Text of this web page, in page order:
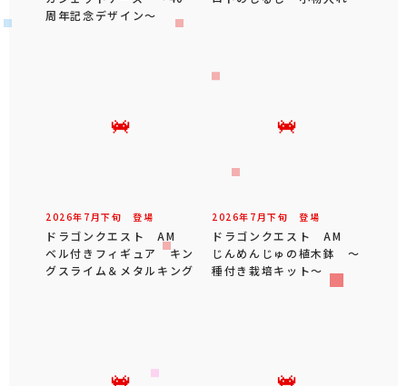
周年記念デザイン～
2026年 7 月下旬 登場
ドラゴンクエスト AM
ベル付きフィギュア キン
グスライム＆メタルキング
2026年 7 月下旬 登場
ドラゴンクエスト AM
じんめんじゅの植木鉢 ～
種付き栽培キット～